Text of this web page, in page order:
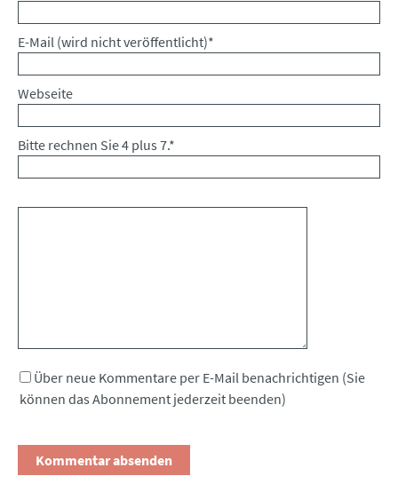
Pflichtfeld
E-Mail (wird nicht veröffentlicht)*
Webseite
Bitte rechnen Sie 4 plus 7.*
Über neue Kommentare per E-Mail benachrichtigen (Sie
können das Abonnement jederzeit beenden)